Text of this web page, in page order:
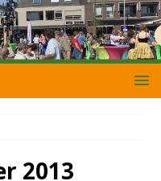
2013